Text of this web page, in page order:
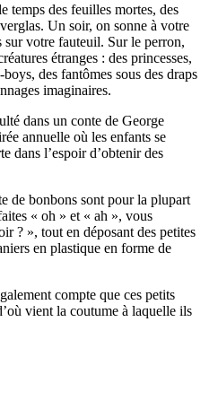
temps des feuilles mortes, des
Un soir, on sonne à votre
sur votre fauteuil. Sur le perron,
étranges : des princesses,
des fantômes sous des draps
imaginaires.
dans un conte de George
annuelle où les enfants se
dans l’espoir d’obtenir des
de bonbons sont pour la plupart
« oh » et « ah », vous
? », tout en déposant des petites
en plastique en forme de
compte que ces petits
vient la coutume à laquelle ils